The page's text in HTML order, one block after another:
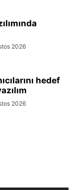
2026
hedef
2026